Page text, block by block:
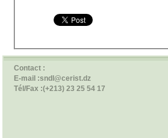
Contact :
E-mail :sndl@cerist.dz
Tél/Fax :(+213) 23 25 54 17